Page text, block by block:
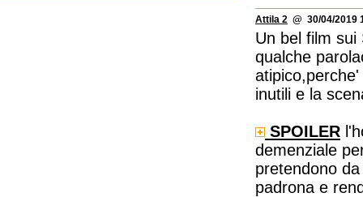
Attila 2 @ 30/04/2019
Un bel film
qualche
inutili e la
SPOILER
demenziale
pretendono
padrona e